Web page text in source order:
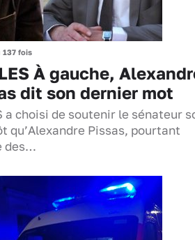
137 fois
À gauche,
dit son dernier mot
a choisi de soutenir le sénateur
qu’Alexandre Pissas, pourtant
des…